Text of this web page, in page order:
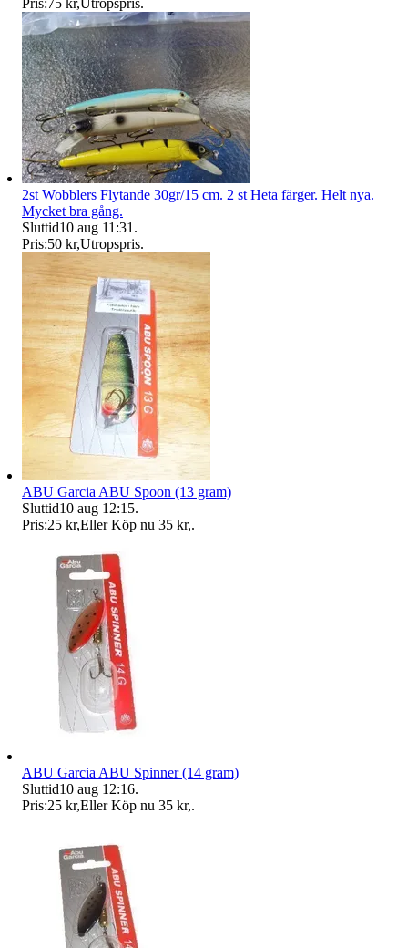
2st Wobblers Flytande 30gr/15 cm. 2 st Heta färger. Helt nya.
Mycket bra gång.
Sluttid10 aug 11:31 .
Pris:50 kr,Utropspris.
ABU Garcia ABU Spoon (13 gram)
Sluttid10 aug 12:15.
Pris:25 kr,Eller Köp nu 35 kr,.
ABU Garcia ABU Spinner (14 gram)
Sluttid10 aug 12:16.
Pris:25 kr,Eller Köp nu 35 kr,.